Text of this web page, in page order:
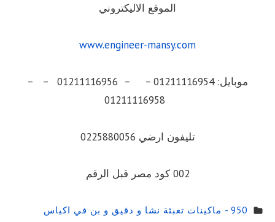
الموقع الاليكتروني
www.engineer-mansy.com
موبايل: 01211116954 – – 01211116956 – –
تليفون ارضي 0225880056
002 كود مصر قبل الرقم
950 - ماكينات تعبئة نشا و دقيق و بن في اكياس